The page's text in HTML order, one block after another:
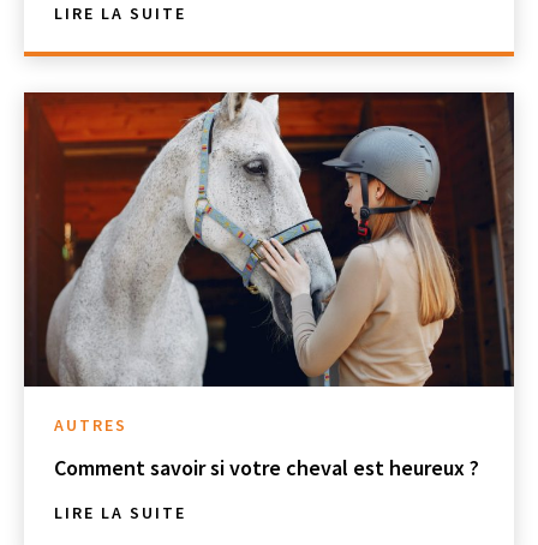
LIRE LA SUITE
AUTRES
Comment savoir si votre cheval est heureux ?
LIRE LA SUITE